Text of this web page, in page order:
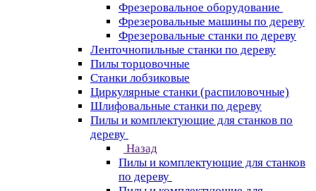
Фрезеровальное оборудование
Фрезеровальные машины по дереву
Фрезеровальные станки по дереву
Ленточнопильные станки по дереву
Пилы торцовочные
Станки лобзиковые
Циркулярные станки (распиловочные)
Шлифовальные станки по дереву
Пилы и комплектующие для станков по
дереву
Назад
Пилы и комплектующие для станков
по дереву